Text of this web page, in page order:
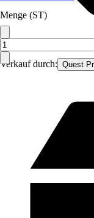
Verkauf durch: Quest
Menge (ST)